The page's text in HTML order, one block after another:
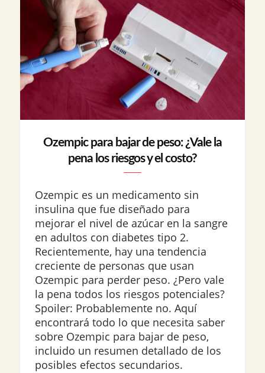
Ozempic para bajar de peso: ¿Vale la
pena los riesgos y el costo?
Ozempic es un medicamento sin
insulina que fue diseñado para
mejorar el nivel de azúcar en la sangre
en adultos con diabetes tipo 2.
Recientemente, hay una tendencia
creciente de personas que usan
Ozempic para perder peso. ¿Pero vale
la pena todos los riesgos potenciales?
Spoiler: Probablemente no. Aquí
encontrará todo lo que necesita saber
sobre Ozempic para bajar de peso,
incluido un resumen detallado de los
posibles efectos secundarios.